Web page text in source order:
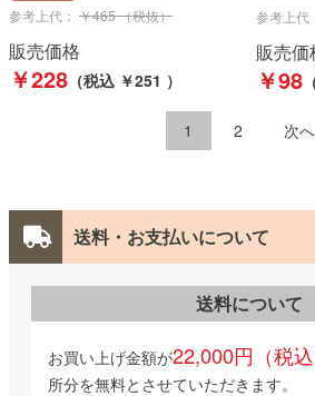
参考上代： ￥465 （税抜）
販売価格
￥228 （税込 ￥251 ）
参考上代
販売価
￥98
1 2 次へ
送料・お支払いについて
送料について
お買い上げ金額が22,000円（税込
所分を無料とさせていただきます。